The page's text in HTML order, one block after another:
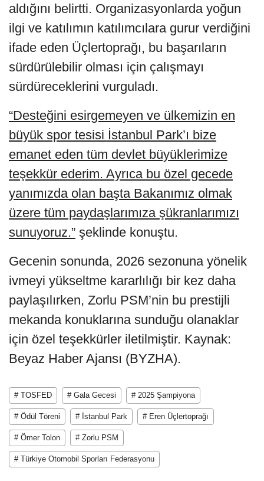
aldığını belirtti. Organizasyonlarda yoğun
ilgi ve katılımın katılımcılara gurur verdiğini
ifade eden Üçlertoprağı, bu başarıların
sürdürülebilir olması için çalışmayı
sürdüreceklerini vurguladı.
“Desteğini esirgemeyen ve ülkemizin en
büyük spor tesisi İstanbul Park’ı bize
emanet eden tüm devlet büyüklerimize
teşekkür ederim. Ayrıca bu özel gecede
yanımızda olan başta Bakanımız olmak
üzere tüm paydaşlarımıza şükranlarımızı
sunuyoruz.” şeklinde konuştu.
Gecenin sonunda, 2026 sezonuna yönelik
ivmeyi yükseltme kararlılığı bir kez daha
paylaşılırken, Zorlu PSM’nin bu prestijli
mekanda konuklarına sunduğu olanaklar
için özel teşekkürler iletilmiştir. Kaynak:
Beyaz Haber Ajansı (BYZHA).
# TOSFED # Gala Gecesi # 2025 Şampiyona
# Ödül Töreni # İstanbul Park # Eren Üçlertoprağı
# Ömer Tolon # Zorlu PSM
# Türkiye Otomobil Sporları Federasyonu